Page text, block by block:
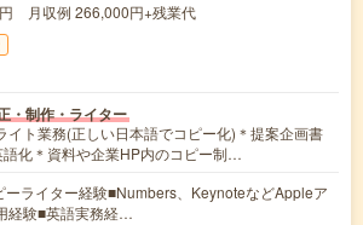
月収例 266,000円+残業代
・制作・ライター
イト業務(正しい日本語でコピー化)＊提案企画書
語化＊資料や企業HP内のコピー制…
ーライター経験■Numbers、KeynoteなどAppleア
経験■英語実務経…